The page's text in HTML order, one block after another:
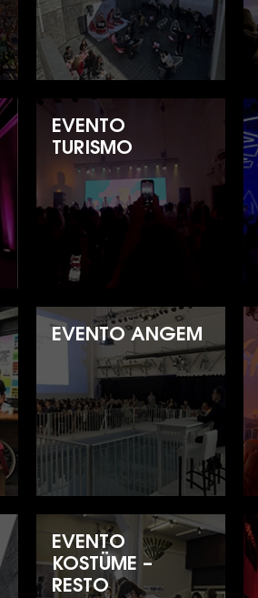
EVENTO
TURISMO
EVENTO ANGEM
EVENTO
KOSTÜME –
RESTO